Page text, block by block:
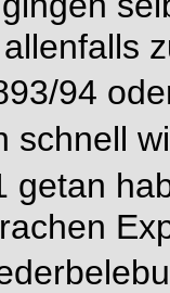
94
getan